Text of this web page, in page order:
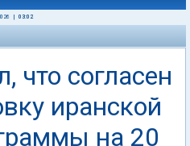
03:02
что согласен
иранской
на 20